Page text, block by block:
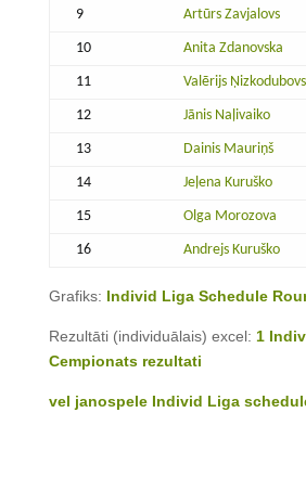
9 Artūrs Zavjalovs
10 Anita Zdanovska
11 Valērijs Ņizkodubovs
12 Jānis Naļivaiko
13 Dainis Mauriņš
14 Jeļena Kuruško
15 Olga Morozova
16 Andrejs Kuruško
Grafiks: Individ Liga Schedule
Rezultāti (individuālais) excel: 1
Cempionats rezultati
vel janospele Individ Liga